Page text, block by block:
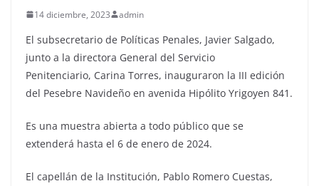
14 diciembre, 2023 admin
El subsecretario de Políticas Penales, Javier Salgado,
junto a la directora General del Servicio
Penitenciario, Carina Torres, inauguraron la III edición
del Pesebre Navideño en avenida Hipólito Yrigoyen 841.
Es una muestra abierta a todo público que se
extenderá hasta el 6 de enero de 2024.
El capellán de la Institución, Pablo Romero Cuestas,